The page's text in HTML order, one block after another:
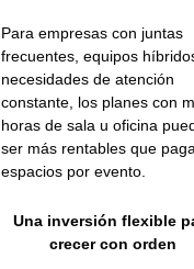
Para empresas con juntas
frecuentes, equipos
necesidades de atención
constante, los planes con
horas de sala u oficina
ser más rentables que
espacios por evento.
Una inversión flexible
crecer con orden